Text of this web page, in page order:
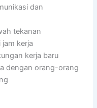
dan
tekanan
kerja
kerja baru
dengan orang-orang